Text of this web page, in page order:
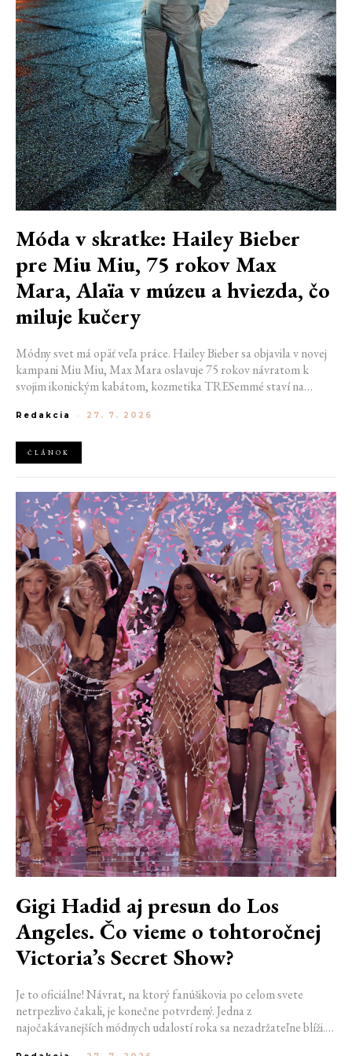
Móda v skratke: Hailey Bieber
pre Miu Miu, 75 rokov Max
Mara, Alaïa v múzeu a hviezda, čo
miluje kučery
Módny svet má opäť veľa práce. Hailey Bieber sa objavila v novej
kampani Miu Miu, Max Mara oslavuje 75 rokov návratom k
svojim ikonickým kabátom, kozmetika TRESemmé staví na
a v San Franciscu pripravujú prvú veľkú americkú retrospektívu
Redakcia - 27. 7. 2026
ČLÁNOK
Gigi Hadid aj presun do Los
Angeles. Čo vieme o tohtoročnej
Victoria’s Secret Show?
Je to oficiálne! Návrat, na ktorý fanúšikovia po celom svete
netrpezlivo čakali, je konečne potvrdený. Jedna z
najočakávanejších módnych udalostí roka sa nezadržateľne blíži.